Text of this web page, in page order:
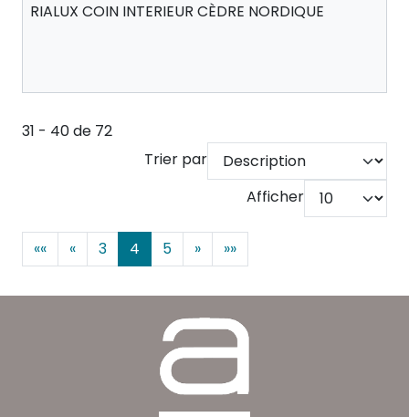
RIALUX COIN INTERIEUR CÈDRE NORDIQUE
31 - 40 de 72
Trier par
Afficher
«« « 3 4 5 » »»